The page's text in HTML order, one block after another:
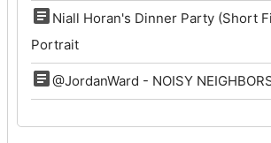
Niall Horan's Dinner Party (Short
Portrait
@JordanWard - NOISY